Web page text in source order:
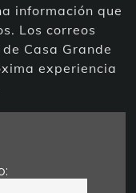
información que
Los correos
Casa Grande
experiencia